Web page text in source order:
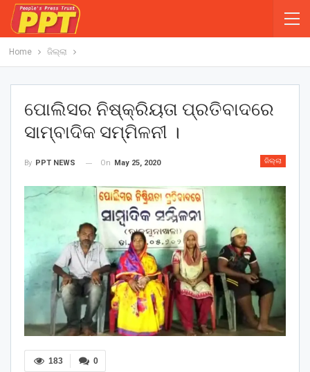
Home ଜିଲ୍ଲା
ପୋଲିସର ନିଷ୍କ୍ରିୟତା ପ୍ରତିବାଦରେ
ସାମ୍ବାଦିକ ସମ୍ମିଳନୀ ।
ଜିଲ୍ଲା
By PPT NEWS On May 25, 2020
0
183